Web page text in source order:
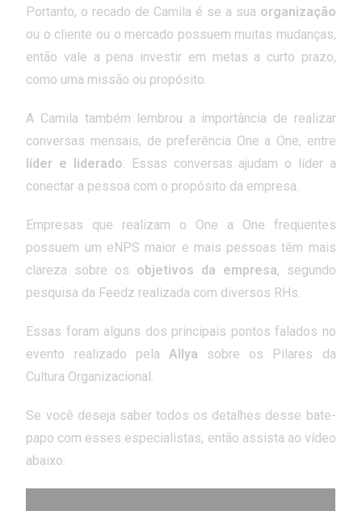
Portanto, o recado de Camila é se a sua organização
ou o cliente ou o mercado possuem muitas mudanças,
então vale a pena investir em metas a curto prazo,
como uma missão ou propósito.
A Camila também lembrou a importância de realizar
conversas mensais, de preferência One a One, entre
líder e liderado. Essas conversas ajudam o líder a
conectar a pessoa com o propósito da empresa.
Empresas que realizam o One a One frequentes
possuem um eNPS maior e mais pessoas têm mais
clareza sobre os objetivos da empresa, segundo
pesquisa da Feedz realizada com diversos RHs.
Essas foram alguns dos principais pontos falados no
evento realizado pela Allya sobre os Pilares da
Cultura Organizacional.
Se você deseja saber todos os detalhes desse bate-
papo com esses especialistas, então assista ao vídeo
abaixo: